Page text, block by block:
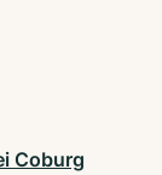
Coburg